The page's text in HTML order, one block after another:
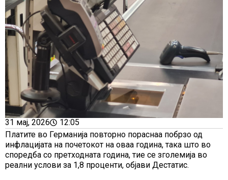
31 мај, 2026
12:05
Платите во Германија повторно пораснаа побрзо од
инфлацијата на почетокот на оваа година, така што во
споредба со претходната година, тие се зголемија во
реални услови за 1,8 проценти, објави Дестатис.